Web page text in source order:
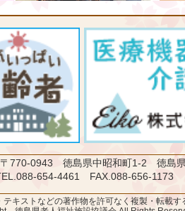
0943 徳島県中昭和町1-2 徳島
654-4461 FAX.088-656-1173
キストなどの著作物を許可なく複製・転載